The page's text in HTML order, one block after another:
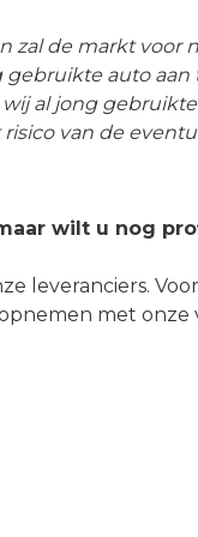
de markt voor
auto aan
al jong gebruikte
van de
wilt u nog
leveranciers.
met onze